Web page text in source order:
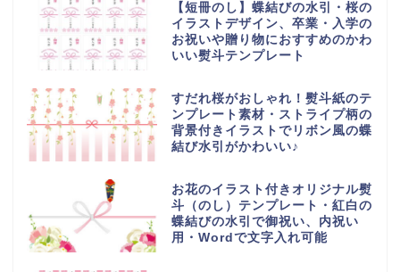
【短冊のし】蝶結びの水引・桜の
イラストデザイン、卒業・入学の
お祝いや贈り物におすすめのかわ
いい熨斗テンプレート
すだれ桜がおしゃれ！熨斗紙のテ
ンプレート素材・ストライプ柄の
背景付きイラストでリボン風の蝶
結び水引がかわいい♪
お花のイラスト付きオリジナル熨
斗（のし）テンプレート・紅白の
蝶結びの水引で御祝い、内祝い
用・Wordで文字入れ可能